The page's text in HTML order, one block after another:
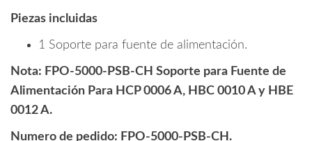
Piezas incluidas
1 Soporte para fuente de alimentación.
Nota: FPO-5000-PSB-CH Soporte para Fuente de
Alimentación Para HCP 0006 A, HBC 0010 A y HBE
0012 A.
Numero de pedido: FPO-5000-PSB-CH.